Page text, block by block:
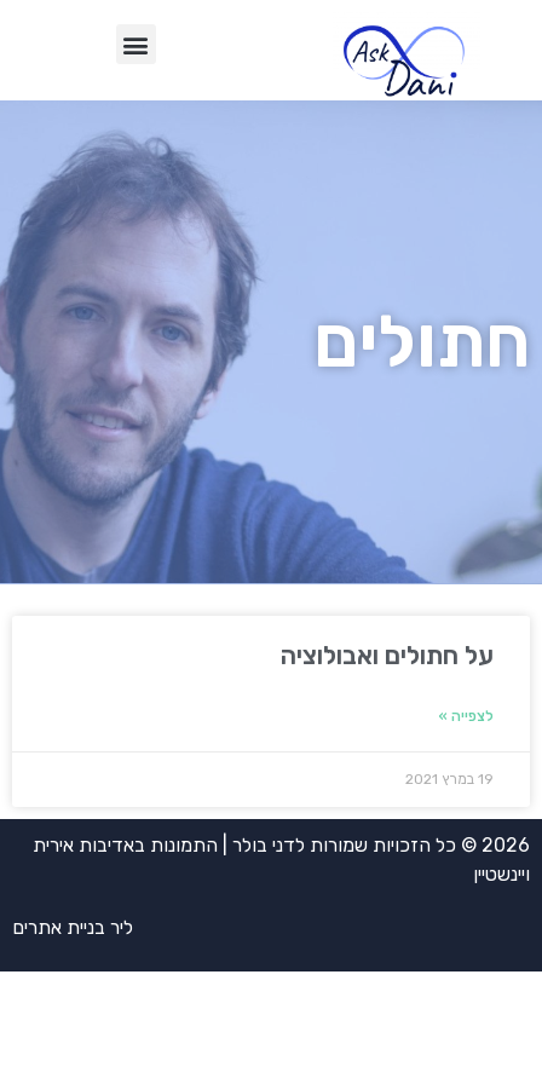
חתולים
על חתולים ואבולוציה
לצפייה »
19 במרץ 2021
2026 © כל הזכויות שמורות לדני בולר | התמונות באדיבות אירית
ויינשטיין
ליר בניית אתרים